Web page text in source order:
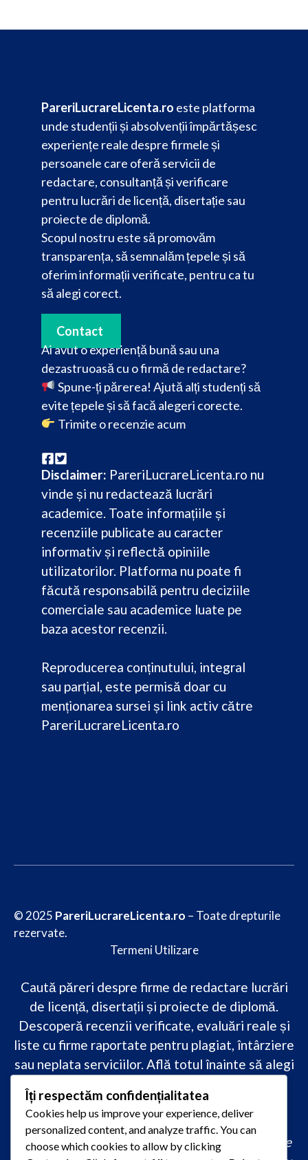
PareriLucrareLicenta.ro este platforma
unde studenții și absolvenții împărtășesc
experiențe reale despre firmele și
persoanele care oferă servicii de
redactare, consultanță și verificare
pentru lucrări de licență, disertație sau
proiecte de diplomă.
Scopul nostru este să promovăm
transparența, să semnalăm țepele și să
oferim informații verificate, pentru ca tu
să alegi corect.
Contact
Ai avut o experiență bună sau una
dezastruoasă cu o firmă de redactare?
Spune-ți părerea! Ajută alți studenți să
evite țepele și să facă alegeri corecte.
Trimite o recenzie acum
Disclaimer: PareriLucrareLicenta.ro nu
vinde și nu redactează lucrări
academice. Toate informațiile și
recenziile publicate au caracter
informativ și reflectă opiniile
utilizatorilor. Platforma nu poate fi
făcută responsabilă pentru deciziile
comerciale sau academice luate pe
baza acestor recenzii.
Reproducerea conținutului, integral
sau parțial, este permisă doar cu
menționarea sursei și link activ către
PareriLucrareLicenta.ro
© 2025 PareriLucrareLicenta.ro – Toate drepturile
rezervate.
Termeni Utilizare
Caută păreri despre firme de redactare lucrări
de licență, disertații și proiecte de diplomă.
Descoperă recenzii verificate, evaluări reale și
liste cu firme raportate pentru plagiat, întârziere
sau neplata serviciilor. Află totul înainte să alegi
academicădoar pe PareriLucrareLicenta.ro.
comandă lucrare de licență originală, redactare
Îți respectăm confidențialitatea
Cookies help us improve your experience, deliver
personalized content, and analyze traffic. You can
choose which cookies to allow by clicking